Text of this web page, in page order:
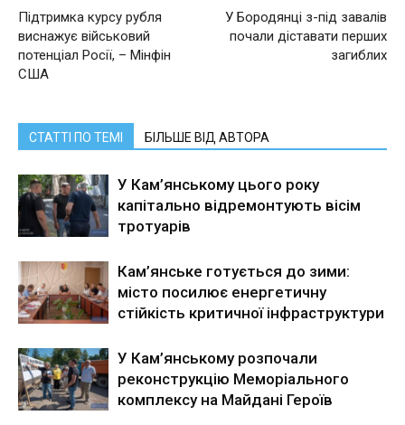
Підтримка курсу рубля
виснажує військовий
потенціал Росії, – Мінфін
США
У Бородянці з-під завалів
почали діставати перших
загиблих
СТАТТІ ПО ТЕМІ БІЛЬШЕ ВІД АВТОРА
У Кам’янському цього року
капітально відремонтують вісім
тротуарів
Кам’янське готується до зими:
місто посилює енергетичну
стійкість критичної інфраструктури
У Кам’янському розпочали
реконструкцію Меморіального
комплексу на Майдані Героїв